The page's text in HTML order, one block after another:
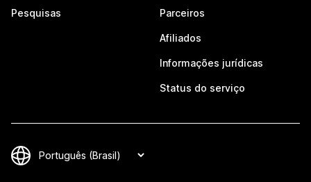
Pesquisas Parceiros
Afiliados
Informações jurídicas
Status do serviço